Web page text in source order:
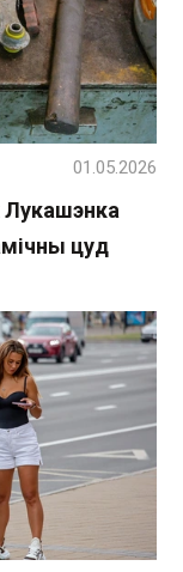
Лукашэнка
цуд
01.05.2026